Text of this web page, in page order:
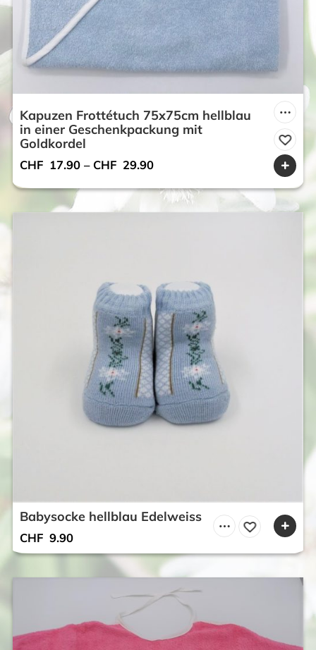
Kapuzen Frottétuch 75x75cm hellblau
in einer Geschenkpackung mit
Goldkordel
CHF 17.90 – CHF 29.90
Babysocke hellblau Edelweiss
CHF 9.90